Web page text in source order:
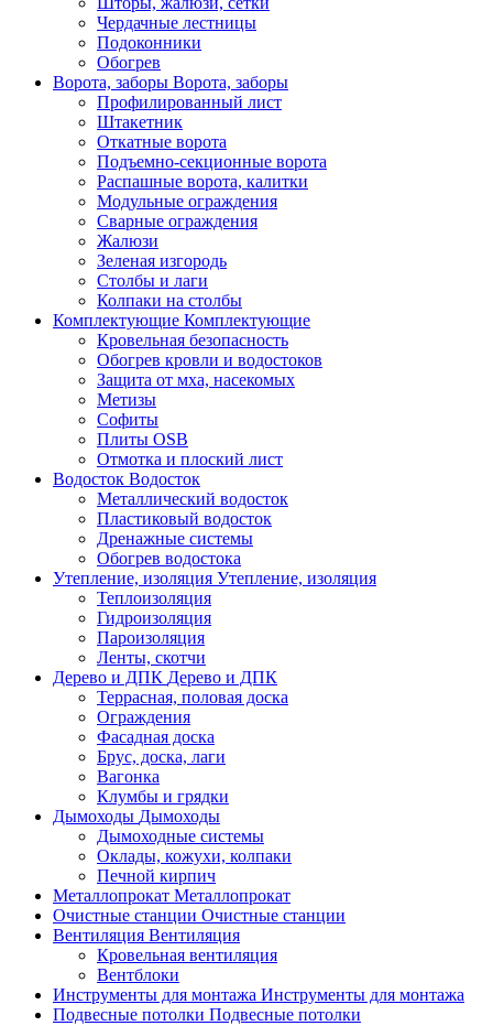
Чердачные лестницы
Подоконники
Обогрев
Ворота, заборы Ворота, заборы
Профилированный лист
Штакетник
Откатные ворота
Подъемно-секционные ворота
Распашные ворота, калитки
Модульные ограждения
Сварные ограждения
Жалюзи
Зеленая изгородь
Столбы и лаги
Колпаки на столбы
Комплектующие Комплектующие
Кровельная безопасность
Обогрев кровли и водостоков
Защита от мха, насекомых
Метизы
Софиты
Плиты OSB
Отмотка и плоский лист
Водосток Водосток
Металлический водосток
Пластиковый водосток
Дренажные системы
Обогрев водостока
Утепление, изоляция Утепление, изоляция
Теплоизоляция
Гидроизоляция
Пароизоляция
Ленты, скотчи
Дерево и ДПК Дерево и ДПК
Террасная, половая доска
Ограждения
Фасадная доска
Брус, доска, лаги
Вагонка
Клумбы и грядки
Дымоходы Дымоходы
Дымоходные системы
Оклады, кожухи, колпаки
Печной кирпич
Металлопрокат Металлопрокат
Очистные станции Очистные станции
Вентиляция Вентиляция
Кровельная вентиляция
Вентблоки
Инструменты для монтажа Инструменты для монтажа
Подвесные потолки Подвесные потолки